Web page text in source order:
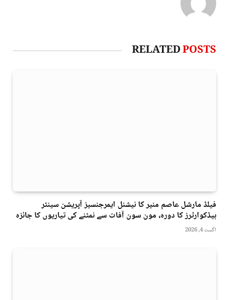
RELATEDPOSTS
فیلڈ مارشل عاصم منیر کا نیشنل ایمرجنسیز آپریشن سینٹر
ہیڈکوارٹرز کا دورہ، مون سون آفات سے نمٹنے کی تیاریوں کا جائزہ
اگست 4, 2026